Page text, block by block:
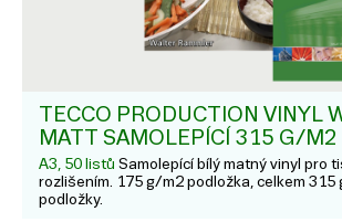
TECCO PRODUCTION VINYL
MATT SAMOLEPÍCÍ 315 G/M2
A3, 50 listů Samolepící bílý matný vinyl pro
rozlišením. 175 g/m2 podložka, celkem 315
podložky.